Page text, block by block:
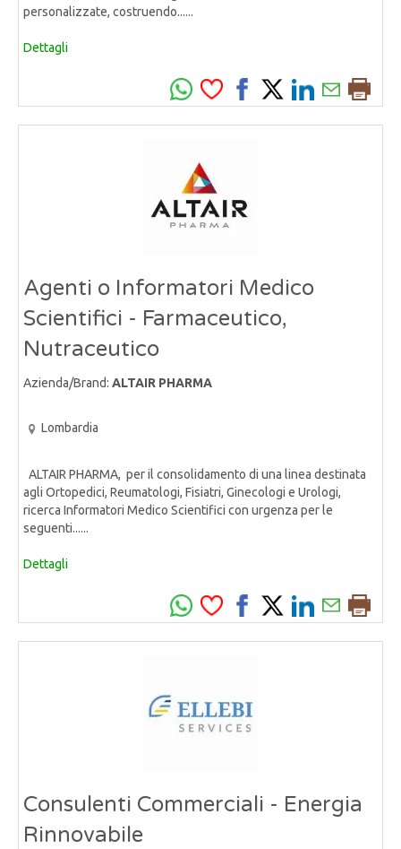
personalizzate, costruendo......
Dettagli
Agenti o Informatori Medico
Scientifici - Farmaceutico,
Nutraceutico
Azienda/Brand: ALTAIR PHARMA
Lombardia
ALTAIR PHARMA, per il consolidamento di una linea destinata
agli Ortopedici, Reumatologi, Fisiatri, Ginecologi e Urologi,
ricerca Informatori Medico Scientifici con urgenza per le
seguenti......
Dettagli
Consulenti Commerciali - Energia
Rinnovabile